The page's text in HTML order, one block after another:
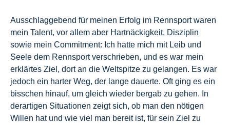
Ausschlaggebend für meinen Erfolg im Rennsport waren
mein Talent, vor allem aber Hartnäckigkeit, Disziplin
sowie mein Commitment: Ich hatte mich mit Leib und
Seele dem Rennsport verschrieben, und es war mein
erklärtes Ziel, dort an die Weltspitze zu gelangen. Es war
jedoch ein harter Weg, der lange dauerte. Oft ging es ein
bisschen hinauf, um gleich wieder bergab zu gehen. In
derartigen Situationen zeigt sich, ob man den nötigen
Willen hat und wie viel man bereit ist, für sein Ziel zu